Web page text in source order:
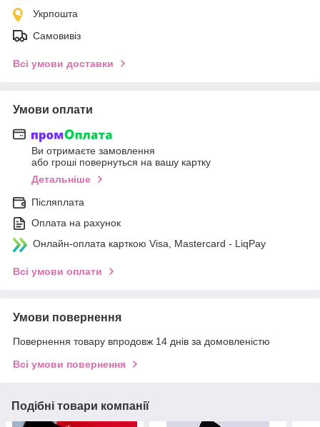
Укрпошта
Самовивіз
Всі умови доставки
Умови оплати
Ви отримаєте замовлення
або гроші повернуться на вашу картку
Детальніше
Післяплата
Оплата на рахунок
Онлайн-оплата карткою Visa, Mastercard - LiqPay
Всі умови оплати
Умови повернення
Повернення товару впродовж 14 днів за домовленістю
Всі умови повернення
Подібні товари компанії